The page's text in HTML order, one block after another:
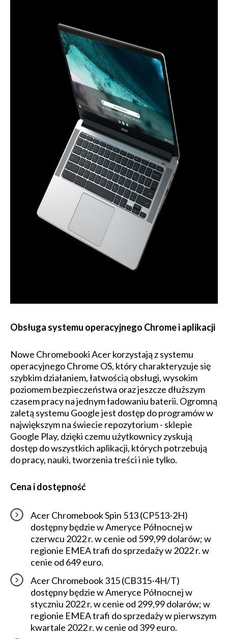
Obsługa systemu operacyjnego Chrome i aplikacji
Nowe Chromebooki Acer korzystają z systemu
operacyjnego Chrome OS, który charakteryzuje się
szybkim działaniem, łatwością obsługi, wysokim
poziomem bezpieczeństwa oraz jeszcze dłuższym
czasem pracy na jednym ładowaniu baterii. Ogromną
zaletą systemu Google jest dostęp do programów w
największym na świecie repozytorium - sklepie
Google Play, dzięki czemu użytkownicy zyskują
dostęp do wszystkich aplikacji, których potrzebują
do pracy, nauki, tworzenia treści i nie tylko.
Cena i dostępność
Acer Chromebook Spin 513 (CP513-2H)
dostępny będzie w Ameryce Północnej w
czerwcu 2022 r. w cenie od 599,99 dolarów; w
regionie EMEA trafi do sprzedaży w 2022 r. w
cenie od 649 euro.
Acer Chromebook 315 (CB315-4H/T)
dostępny będzie w Ameryce Północnej w
styczniu 2022 r. w cenie od 299,99 dolarów; w
regionie EMEA trafi do sprzedaży w pierwszym
kwartale 2022 r. w cenie od 399 euro.